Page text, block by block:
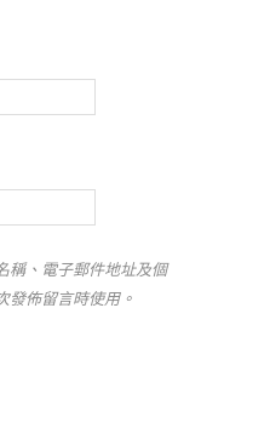
稱、電子郵件地址及個
發佈留言時使用。